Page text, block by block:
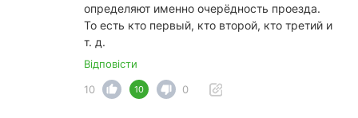
определяют именно очерёдность проезда.
То есть кто первый, кто второй, кто третий и
т. д.
Відповісти
10
10 0